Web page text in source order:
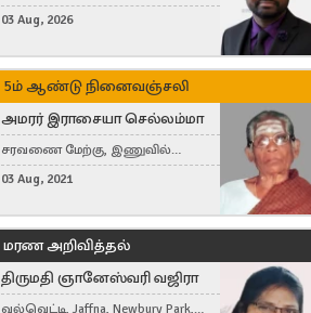
03 Aug, 2026
5ம் ஆண்டு நினைவஞ்சலி
அமரர் இராசையா செல்லம்மா
சரவணை மேற்கு, இணுவில்
கிழக்கு
03 Aug, 2021
மரண அறிவித்தல்
திருமதி ஞானேஸ்வரி வஜிரா
வல்வெட்டி, Jaffna, Newbury Park,